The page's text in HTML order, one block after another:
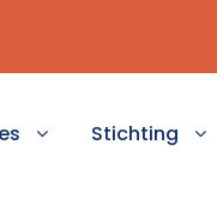
Stichting